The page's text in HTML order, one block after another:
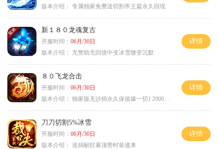
版本介绍： 专属独家免费送切割帝王篇永久回现
新１８０龙魂复古
开服时间： 06月/30日
版本介绍： 无赞助无回馈中变冰雪微变沉默
详情
８０飞龙合击
开服时间： 06月/30日
版本介绍： 独家版无沙捐永久保值爆一切1:2000回2
详情
刀刀切割5%冰雪
开服时间： 06月/30日
版本介绍： 送捐献狂暴顶赞时装速来
详情